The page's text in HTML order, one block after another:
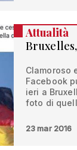
Attualità
Clamoroso
Facebook
ieri a
foto di
23 mar 2016